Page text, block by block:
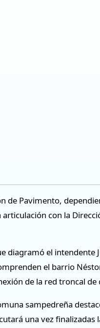
de Pavimento,
con la
diagramó el intendente
el barrio
de la red troncal de
sampedreña
una vez